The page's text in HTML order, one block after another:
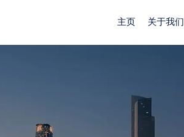
主页 关于我们